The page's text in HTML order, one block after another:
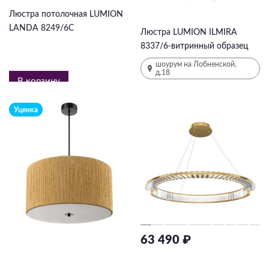
Люстра потолочная LUMION
LANDA 8249/6C
В корзину
Люстра LUMION ILMIRA
8337/6-витринный образец
шоурум на Лобненской,
д.18
Уценка
63 490 ₽